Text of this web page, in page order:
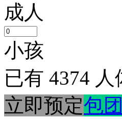
成人
小孩
已有 4374
立即预定包